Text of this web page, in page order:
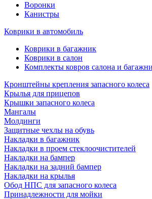
Воронки
Канистры
Коврики в автомобиль
Коврики в багажник
Коврики в салон
Комплекты ковров салона и
Кронштейны крепления запасного колеса
Крылья для прицепов
Крышки запасного колеса
Мангалы
Молдинги
Защитные чехлы на обувь
Накладки в багажник
Накладки в проем стеклоочистителей
Накладки на бампер
Накладки на задний бампер
Накладки на крылья
Обод НПС для запасного колеса
Принадлежности для мойки